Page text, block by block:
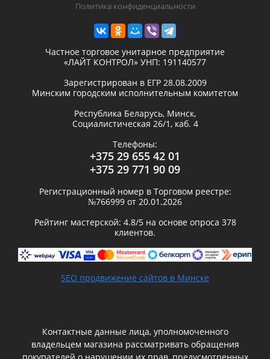
Политика конфиденциальности
Частное торговое унитарное предприятие
«ЛАЙТ КОНТРОЛ» УНП: 191140577
Зарегистрирован в ЕГР 28.08.2009
Минским городским исполнительным комитетом
Республика Беларусь, Минск,
Социалистическая 26/1, каб. 4
Телефоны:
+375 29 655 42 01
+375 29 771 90 09
Регистрационный номер в Торговом реестре:
№766999 от 20.01.2026
Рейтинг мастерской: 4.8/5 на основе опроса 378
клиентов.
SEO продвижение сайтов в Минске
Контактные данные лица, уполномоченного
владельцем магазина рассматривать обращения